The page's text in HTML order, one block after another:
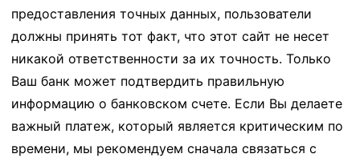
предоставления точных данных, пользователи
должны принять тот факт, что этот сайт не несет
никакой ответственности за их точность. Только
Ваш банк может подтвердить правильную
информацию о банковском счете. Если Вы делаете
важный платеж, который является критическим по
времени, мы рекомендуем сначала связаться с